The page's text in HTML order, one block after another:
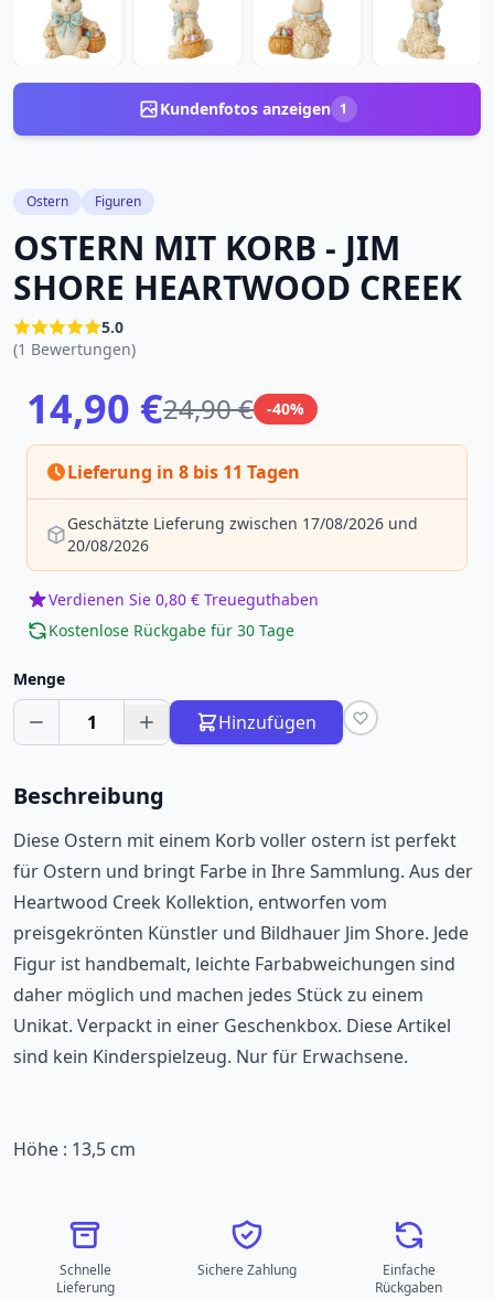
Kundenfotos anzeigen 1
Ostern Figuren
OSTERN MIT KORB - JIM
SHORE HEARTWOOD CREEK
5.0
(1 Bewertungen)
14,90 €24,90 € -40%
Lieferung in 8 bis 11 Tagen
Geschätzte Lieferung zwischen 17/08/2026 und
20/08/2026
Verdienen Sie 0,80 € Treueguthaben
Kostenlose Rückgabe für 30 Tage
Menge
1 Hinzufügen
Beschreibung
Diese Ostern mit einem Korb voller ostern ist perfekt
für Ostern und bringt Farbe in Ihre Sammlung. Aus der
Heartwood Creek Kollektion, entworfen vom
preisgekrönten Künstler und Bildhauer Jim Shore. Jede
Figur ist handbemalt, leichte Farbabweichungen sind
daher möglich und machen jedes Stück zu einem
Unikat. Verpackt in einer Geschenkbox. Diese Artikel
sind kein Kinderspielzeug. Nur für Erwachsene.
Höhe : 13,5 cm
Schnelle
Lieferung
Sichere Zahlung
Einfache
Rückgaben